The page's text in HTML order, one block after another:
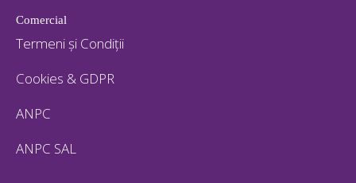
Comercial
Termeni și Condiții
Cookies & GDPR
ANPC
ANPC SAL